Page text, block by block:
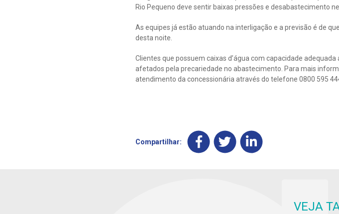
Rio Pequeno deve sentir baixas pressões e desabastecimento
As equipes já estão atuando na interligação e a previsão é de
desta noite.
Clientes que possuem caixas d’água com capacidade
afetados pela precariedade no abastecimento. Para mais
atendimento da concessionária através do telefone 0800 595
Compartilhar:
VEJA